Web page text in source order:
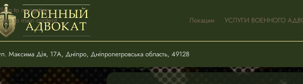
Skip to navigation
Skip to main content
Локации УСЛУГИ ВОЕННОГО
Максима Дія, 17А, Дніпро, Дніпропетровська область, 49128